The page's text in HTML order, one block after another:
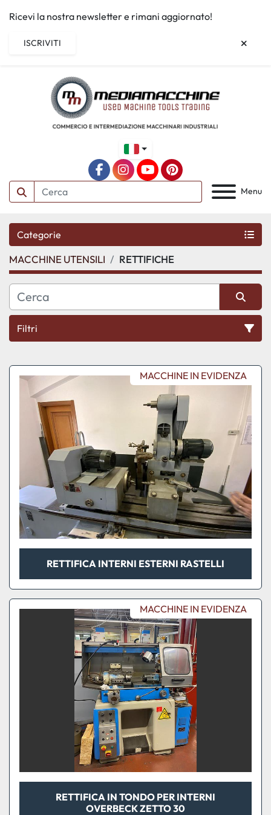
Ricevi la nostra newsletter e rimani aggiornato!
ISCRIVITI
Menu
facebookinstagram
youtubepinterest
Categorie
MACCHINE UTENSILI RETTIFICHE
Filtri
Ordina per
MACCHINE IN EVIDENZA
RETTIFICA INTERNI ESTERNI RASTELLI
MACCHINE IN EVIDENZA
RETTIFICA IN TONDO PER INTERNI
OVERBECK ZETTO 30